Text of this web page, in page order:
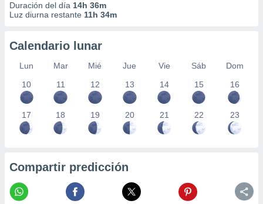
Duración del día 14h 36m
Luz diurna restante 11h 34m
Calendario lunar
Lun Mar Mié Jue Vie Sáb
Dom
10
11 12 13 14 15 16
17 18 19 20 21 22 23
Compartir predicción